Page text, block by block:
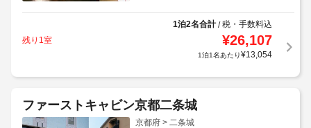
1泊2名合計/税・手数料込
残り1室
¥26,107
1泊1名あたり¥13,054
ファーストキャビン京都二条城
京都府 > 二条城